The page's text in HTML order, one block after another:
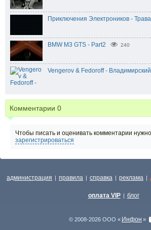
Приключения Электроников -
BMW M3 GTS - Part2 240
Vengerov & Fedoroff -
Комментарии 0
Чтобы писать и оценивать комментарии нужно
зарегистрироваться
администрация | правила | справка | реклама |
оплата VIP | блог
© 2008-2026 ООО « Инфон »